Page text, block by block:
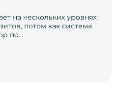
на нескольких уровнях:
потом как система
по…